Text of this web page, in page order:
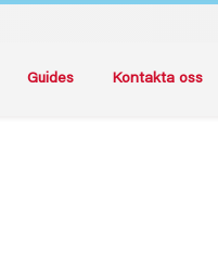
Guides Kontakta oss